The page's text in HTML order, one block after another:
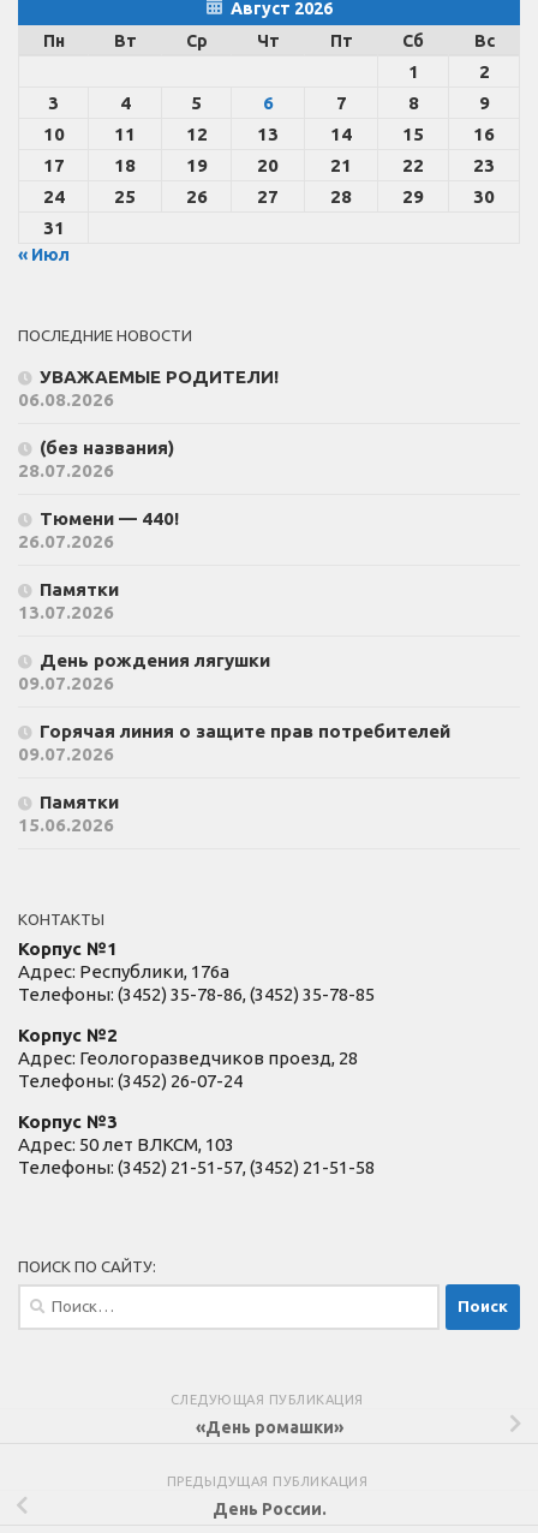
Август 2026
Пн
Вт Ср Чт Пт Сб Вс
1
2
3
4 5 6 7 8
9
10
11 12 13 14 15
16
17
18 19 20 21 22
23
24
25 26 27 28 29
30
31
« Июл
ПОСЛЕДНИЕ НОВОСТИ
УВАЖАЕМЫЕ РОДИТЕЛИ!
06.08.2026
(без названия)
28.07.2026
Тюмени — 440!
26.07.2026
Памятки
13.07.2026
День рождения лягушки
09.07.2026
Горячая линия о защите прав потребителей
09.07.2026
Памятки
15.06.2026
КОНТАКТЫ
Корпус №1
Адрес: Республики, 176а
Телефоны: (3452) 35-78-86, (3452) 35-78-85
Корпус №2
Адрес: Геологоразведчиков проезд, 28
Телефоны: (3452) 26-07-24
Корпус №3
Адрес: 50 лет ВЛКСМ, 103
Телефоны: (3452) 21-51-57, (3452) 21-51-58
ПОИСК ПО САЙТУ:
СЛЕДУЮЩАЯ ПУБЛИКАЦИЯ
«День ромашки»
ПРЕДЫДУЩАЯ ПУБЛИКАЦИЯ
День России.